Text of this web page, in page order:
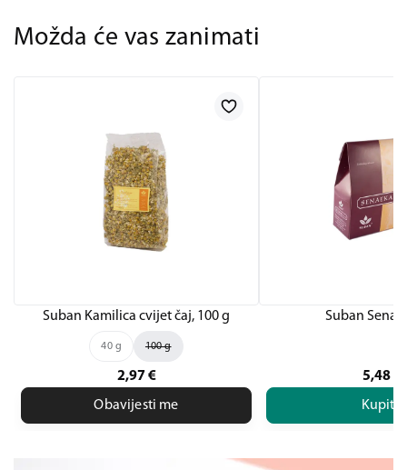
Možda će vas zanimati
Suban Kamilica cvijet čaj, 100 g
40 g 100 g
2,97 €
Obavijesti me
Suban
5,48
Kupite